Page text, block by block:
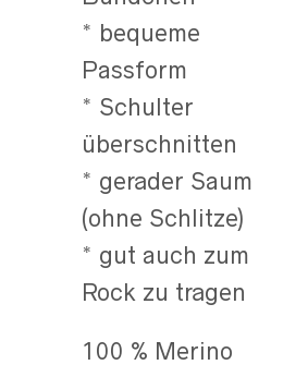
* bequeme
Passform
* Schulter
überschnitten
* gerader Saum
(ohne Schlitze)
* gut auch zum
Rock zu tragen
100 % Merino